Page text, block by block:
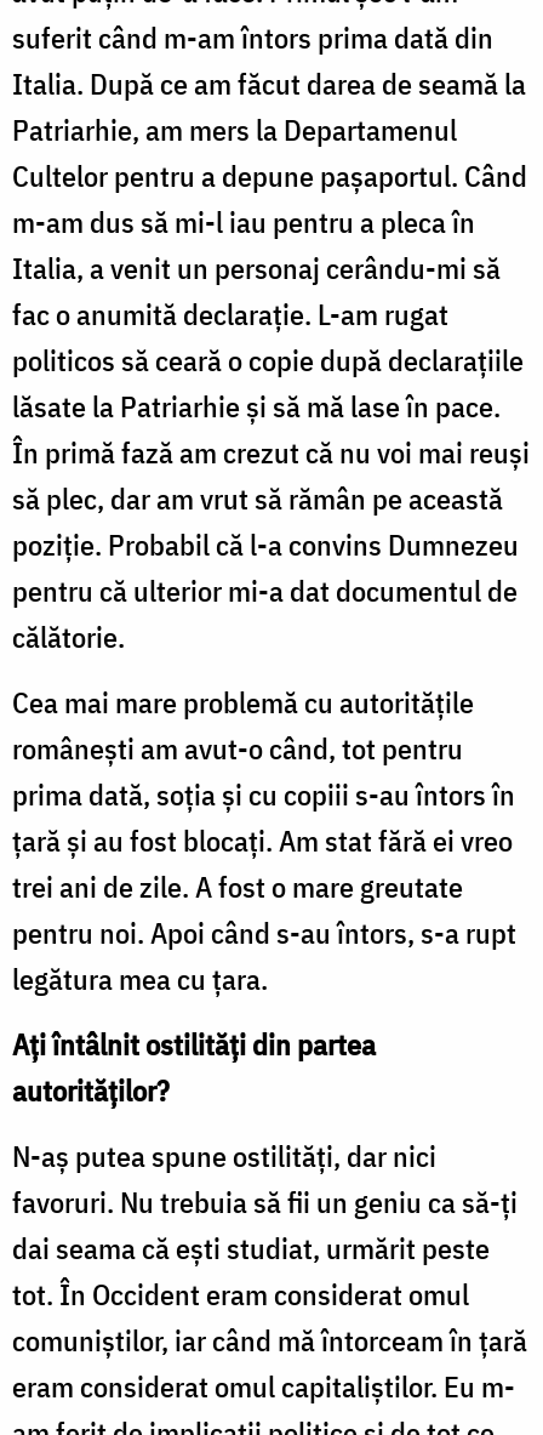
suferit când m-am întors prima dată din
Italia. După ce am făcut darea de seamă la
Patriarhie, am mers la Departamenul
Cultelor pentru a depune pașaportul. Când
m-am dus să mi-l iau pentru a pleca în
Italia, a venit un personaj cerându-mi să
fac o anumită declarație. L-am rugat
politicos să ceară o copie după declarațiile
lăsate la Patriarhie și să mă lase în pace.
În primă fază am crezut că nu voi mai reuși
să plec, dar am vrut să rămân pe această
poziție. Probabil că l-a convins Dumnezeu
pentru că ulterior mi-a dat documentul de
călătorie.
Cea mai mare problemă cu autoritățile
românești am avut-o când, tot pentru
prima dată, soția și cu copiii s-au întors în
țară și au fost blocați. Am stat fără ei vreo
trei ani de zile. A fost o mare greutate
pentru noi. Apoi când s-au întors, s-a rupt
legătura mea cu țara.
Ați întâlnit ostilități din partea
autorităților?
N-aș putea spune ostilități, dar nici
favoruri. Nu trebuia să fii un geniu ca să-ți
dai seama că ești studiat, urmărit peste
tot. În Occident eram considerat omul
comuniștilor, iar când mă întorceam în țară
eram considerat omul capitaliștilor. Eu m-